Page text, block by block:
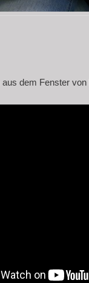
aus dem Fenster